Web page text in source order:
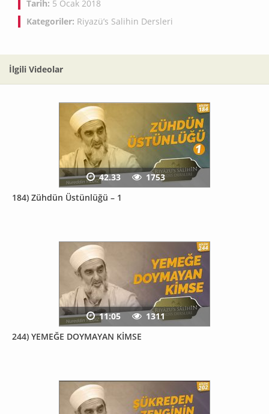
Tarih: 5 Ocak 2018
Kategoriler: Riyazü’s Salihin Dersleri
İlgili Videolar
184) Zühdün Üstünlüğü – 1
42.33 1753
244) YEMEĞE DOYMAYAN KİMSE
11:05 1311